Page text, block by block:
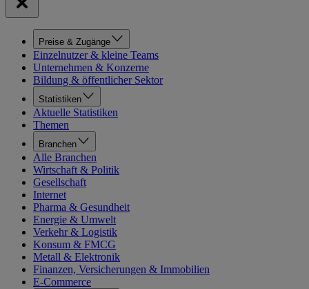
Preise & Zugänge
Einzelnutzer & kleine Teams
Unternehmen & Konzerne
Bildung & öffentlicher Sektor
Statistiken
Aktuelle Statistiken
Themen
Branchen
Alle Branchen
Wirtschaft & Politik
Gesellschaft
Internet
Pharma & Gesundheit
Energie & Umwelt
Verkehr & Logistik
Konsum & FMCG
Metall & Elektronik
Finanzen, Versicherungen & Immobilien
E-Commerce